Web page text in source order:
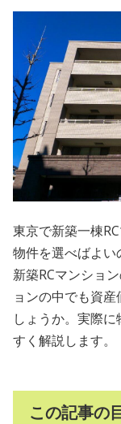
利用規約等
会員規約
プライバシ
情報セキュ
ソーシャル
電子決済等
外部送信、
東京で新築一棟
物件を選べばよい
新築RCマンショ
ョンの中でも資
しょうか。実際
すく解説します。
この記事の